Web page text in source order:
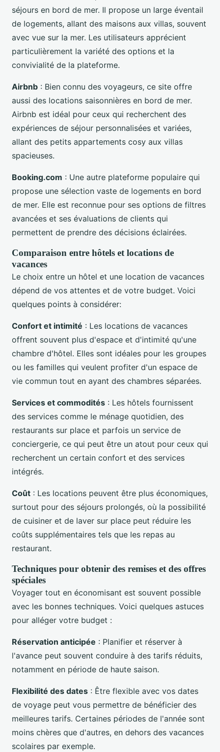
séjours en bord de mer. Il propose un large éventail
de logements, allant des maisons aux villas, souvent
avec vue sur la mer. Les utilisateurs apprécient
particulièrement la variété des options et la
convivialité de la plateforme.
Airbnb : Bien connu des voyageurs, ce site offre
aussi des locations saisonnières en bord de mer.
Airbnb est idéal pour ceux qui recherchent des
expériences de séjour personnalisées et variées,
allant des petits appartements cosy aux villas
spacieuses.
Booking.com : Une autre plateforme populaire qui
propose une sélection vaste de logements en bord
de mer. Elle est reconnue pour ses options de filtres
avancées et ses évaluations de clients qui
permettent de prendre des décisions éclairées.
Comparaison entre hôtels et locations de
vacances
Le choix entre un hôtel et une location de vacances
dépend de vos attentes et de votre budget. Voici
quelques points à considérer:
Confort et intimité : Les locations de vacances
offrent souvent plus d'espace et d'intimité qu'une
chambre d'hôtel. Elles sont idéales pour les groupes
ou les familles qui veulent profiter d'un espace de
vie commun tout en ayant des chambres séparées.
Services et commodités : Les hôtels fournissent
des services comme le ménage quotidien, des
restaurants sur place et parfois un service de
conciergerie, ce qui peut être un atout pour ceux qui
recherchent un certain confort et des services
intégrés.
Coût : Les locations peuvent être plus économiques,
surtout pour des séjours prolongés, où la possibilité
de cuisiner et de laver sur place peut réduire les
coûts supplémentaires tels que les repas au
restaurant.
Techniques pour obtenir des remises et des offres
spéciales
Voyager tout en économisant est souvent possible
avec les bonnes techniques. Voici quelques astuces
pour alléger votre budget :
Réservation anticipée : Planifier et réserver à
l'avance peut souvent conduire à des tarifs réduits,
notamment en période de haute saison.
Flexibilité des dates : Être flexible avec vos dates
de voyage peut vous permettre de bénéficier des
meilleures tarifs. Certaines périodes de l'année sont
moins chères que d'autres, en dehors des vacances
scolaires par exemple.